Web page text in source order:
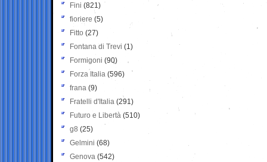
Fini (821)
fioriere (5)
Fitto (27)
Fontana di Trevi (1)
Formigoni (90)
Forza Italia (596)
frana (9)
Fratelli d'Italia (291)
Futuro e Libertà (510)
g8 (25)
Gelmini (68)
Genova (542)